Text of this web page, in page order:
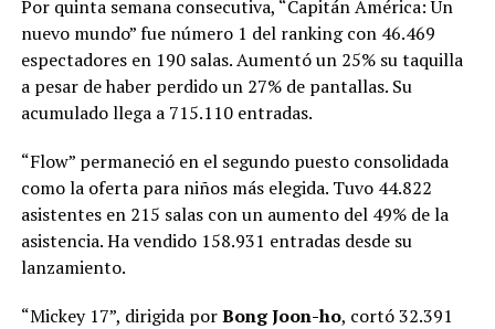
Por quinta semana consecutiva, “Capitán América: Un
nuevo mundo” fue número 1 del ranking con 46.469
espectadores en 190 salas. Aumentó un 25% su taquilla
a pesar de haber perdido un 27% de pantallas. Su
acumulado llega a 715.110 entradas.
“Flow” permaneció en el segundo puesto consolidada
como la oferta para niños más elegida. Tuvo 44.822
asistentes en 215 salas con un aumento del 49% de la
asistencia. Ha vendido 158.931 entradas desde su
lanzamiento.
“Mickey 17”, dirigida porBong Joon-ho, cortó 32.391